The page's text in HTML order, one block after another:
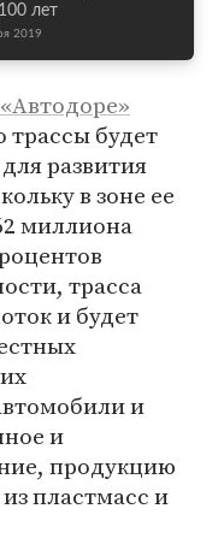
лет
2019
«Автодоре»
трассы будет
развития
в зоне ее
миллиона
трасса
и будет
и
и
продукцию
пластмасс и